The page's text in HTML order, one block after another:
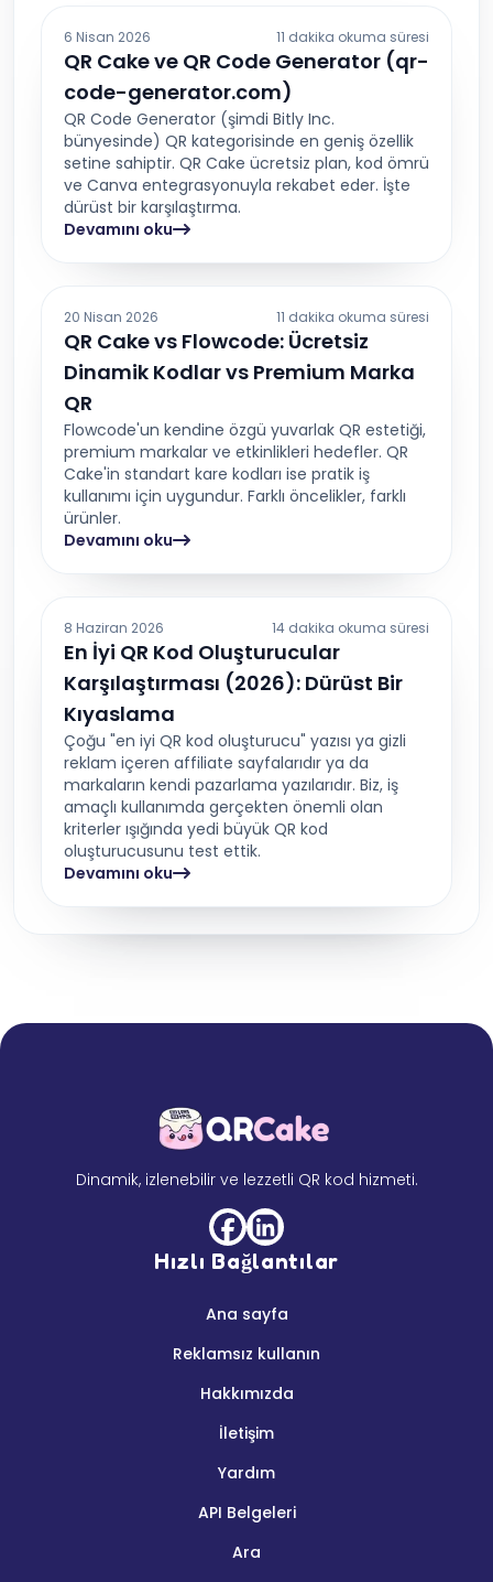
6 Nisan 2026 11 dakika okuma süresi
QR Cake ve QR Code Generator (qr-
code-generator.com)
QR Code Generator (şimdi Bitly Inc.
bünyesinde) QR kategorisinde en geniş özellik
setine sahiptir. QR Cake ücretsiz plan, kod ömrü
ve Canva entegrasyonuyla rekabet eder. İşte
dürüst bir karşılaştırma.
Devamını oku
20 Nisan 2026 11 dakika okuma süresi
QR Cake vs Flowcode: Ücretsiz
Dinamik Kodlar vs Premium Marka
QR
Flowcode'un kendine özgü yuvarlak QR estetiği,
premium markalar ve etkinlikleri hedefler. QR
Cake'in standart kare kodları ise pratik iş
kullanımı için uygundur. Farklı öncelikler, farklı
ürünler.
Devamını oku
8 Haziran 2026 14 dakika okuma süresi
En İyi QR Kod Oluşturucular
Karşılaştırması (2026): Dürüst Bir
Kıyaslama
Çoğu "en iyi QR kod oluşturucu" yazısı ya gizli
reklam içeren affiliate sayfalarıdır ya da
markaların kendi pazarlama yazılarıdır. Biz, iş
amaçlı kullanımda gerçekten önemli olan
kriterler ışığında yedi büyük QR kod
oluşturucusunu test ettik.
Devamını oku
Dinamik, izlenebilir ve lezzetli QR kod hizmeti.
Hızlı Bağlantılar
Ana sayfa
Reklamsız kullanın
Hakkımızda
İletişim
Yardım
API Belgeleri
Ara